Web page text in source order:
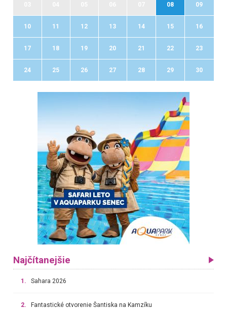
08 09
10 11 12 13 14 15 16
17 18 19 20 21 22 23
24 25 26 27 28 29 30
Najčítanejšie
1. Sahara 2026
2. Fantastické otvorenie Šantiska na Kamzíku